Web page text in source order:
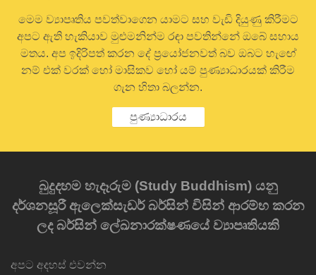
මෙම ව්‍යාපෘතිය පවත්වාගෙන යාමට සහ වැඩි දියුණු කිරීමට
අපට ඇති හැකියාව මුළුමනින්ම රඳා පවතින්නේ ඔබේ සහාය
මතය. අප ඉදිරිපත් කරන දේ ප්‍රයෝජනවත් බව ඔබට හැඟේ
නම් එක් වරක් හෝ මාසිකව හෝ යම් පුණ්‍යාධාරයක් කිරීම
ගැන හිතා බලන්න.
පුණ්‍යාධාරය
බුදුදහම හැදෑරුම (Study Buddhism) යනු
දර්ශනසූරී ඇලෙක්සැඩර් බර්සින් විසින් ආරම්භ කරන
ලද බර්සින් ලේඛනාරක්ෂණයේ ව්‍යාපෘතියකි
අපට අදහස් එවන්න